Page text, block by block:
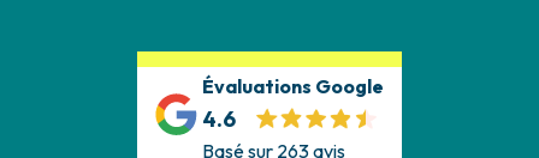
Évaluations Google
4.6
Basé sur 263 avis